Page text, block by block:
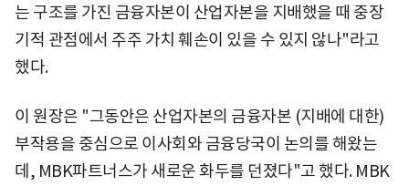
는 구조를 가진 금융자본이 산업자본을 지배했을 때 중장
기적 관점에서 주주 가치 훼손이 있을 수 있지 않나"라고
했다.
이 원장은 "그동안은 산업자본의 금융자본 (지배에 대한)
부작용을 중심으로 이사회와 금융당국이 논의를 해왔는
데, MBK파트너스가 새로운 화두를 던졌다"고 했다. MBK